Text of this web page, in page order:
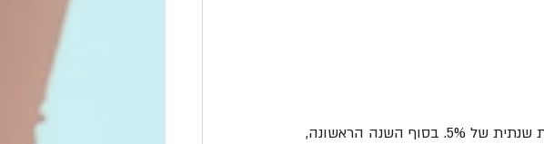
דמיינו שלקחתם 10,000 שקלים והשקעתם אותם בחיסכון שמשלם ריבית שנתית של 5%. בסוף השנה הראשונה,